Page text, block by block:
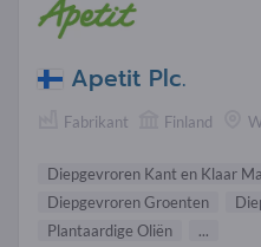
Apetit Plc.
Fabrikant Finland
Diepgevroren Kant en Klaar
Diepgevroren Groenten
Plantaardige Oliën
...